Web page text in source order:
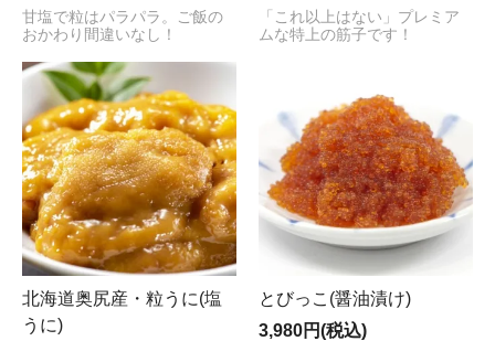
甘塩で粒はパラパラ。ご飯の
おかわり間違いなし！
「これ以上はない」プレミア
ムな特上の筋子です！
北海道奥尻産・粒うに(塩
うに)
とびっこ(醤油漬け)
3,980円(税込)